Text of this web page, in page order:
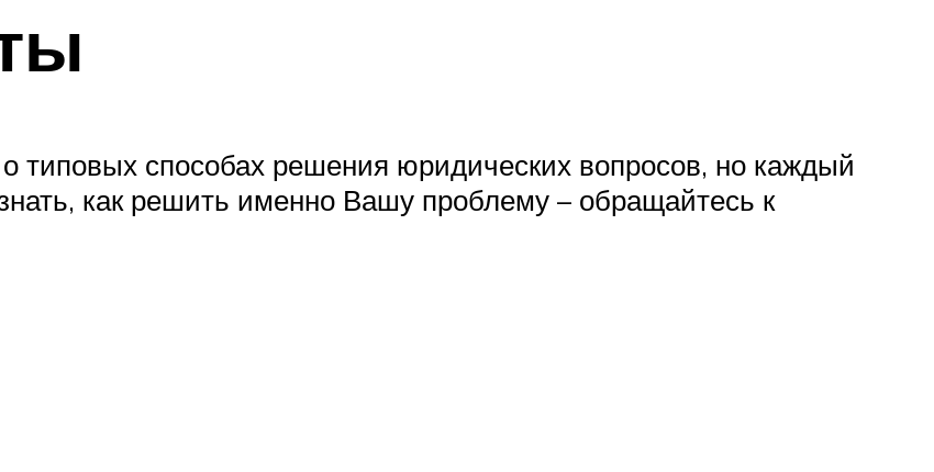
типовых способах решения юридических вопросов, но каждый
как решить именно Вашу проблему – обращайтесь к